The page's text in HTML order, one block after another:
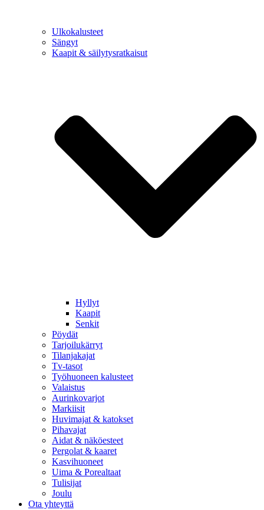
Ulkokalusteet
Sängyt
Kaapit & säilytysratkaisut
Hyllyt
Kaapit
Senkit
Pöydät
Tarjoilukärryt
Tilanjakajat
Tv-tasot
Työhuoneen kalusteet
Valaistus
Aurinkovarjot
Markiisit
Huvimajat & katokset
Pihavajat
Aidat & näköesteet
Pergolat & kaaret
Kasvihuoneet
Uima & Porealtaat
Tulisijat
Joulu
Ota yhteyttä